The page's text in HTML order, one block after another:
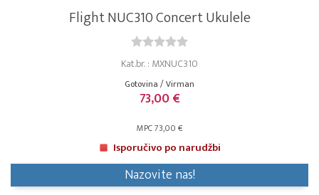
Flight NUC310 Concert Ukulele
Kat.br. : MXNUC310
Gotovina / Virman
73,00 €
MPC 73,00 €
Isporučivo po narudžbi
Nazovite nas!